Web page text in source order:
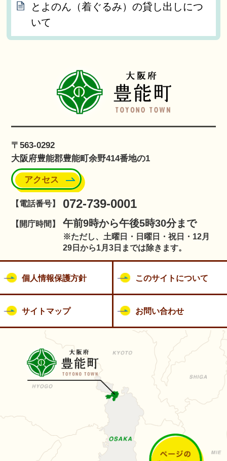
とよのん（着ぐるみ）の貸し出しにつ
いて
〒563-0292
大阪府豊能郡豊能町余野414番地の1
アクセス
【電話番号】 072-739-0001
【開庁時間】 午前9時から午後5時30分まで
※ただし、土曜日・日曜日・祝日・12月
29日から1月3日までは除きます。
個人情報保護方針 このサイトについて
サイトマップ お問い合わせ